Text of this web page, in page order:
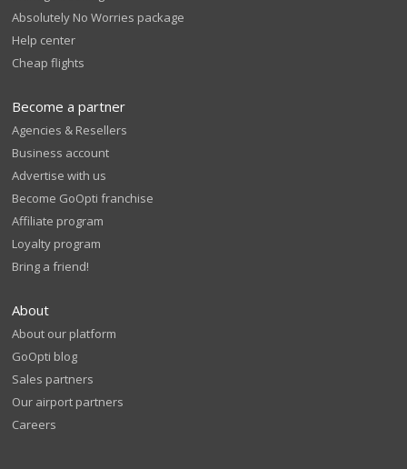
Absolutely No Worries package
Help center
Cheap flights
Become a partner
Agencies & Resellers
Business account
Advertise with us
Become GoOpti franchise
Affiliate program
Loyalty program
Bring a friend!
About
About our platform
GoOpti blog
Sales partners
Our airport partners
Careers